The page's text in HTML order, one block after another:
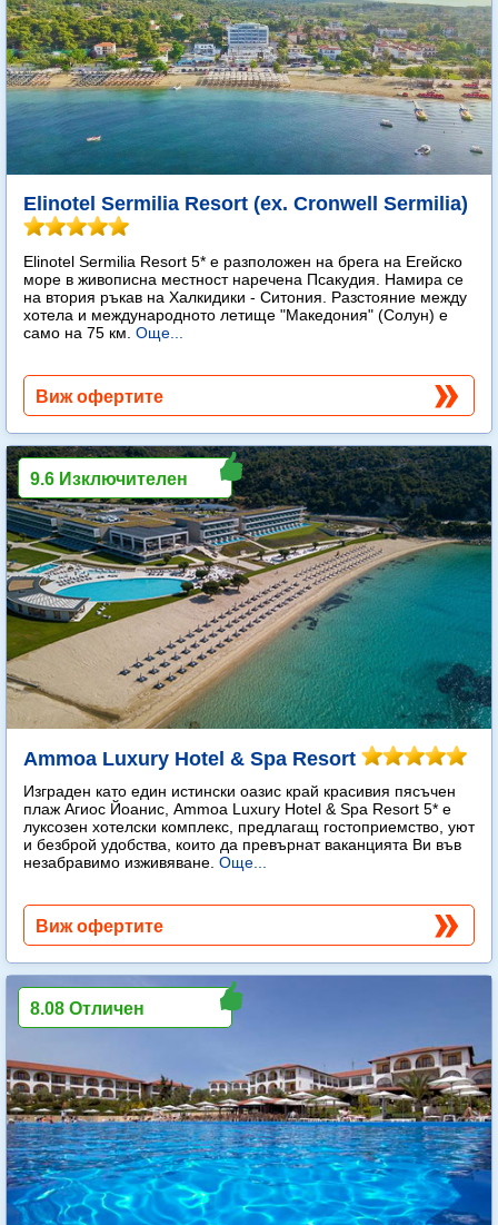
Elinotel Sermilia Resort (ex. Cronwell Sermilia)
Elinotel Sermilia Resort 5* е разположен на брега на Егейско
море в живописна местност наречена Псакудия. Намира се
на втория ръкав на Халкидики - Ситония. Разстояние между
хотела и международното летище "Македония" (Солун) е
само на 75 км. Още...
Виж офертите
Ammoa Luxury Hotel & Spa Resort
Изграден като един истински оазис край красивия пясъчен
плаж Агиос Йоанис, Ammoa Luxury Hotel & Spa Resort 5* е
луксозен хотелски комплекс, предлагащ гостоприемство, уют
и безброй удобства, които да превърнат ваканцията Ви във
незабравимо изживяване. Още...
9.6 Изключителен
Виж офертите
8.08 Отличен